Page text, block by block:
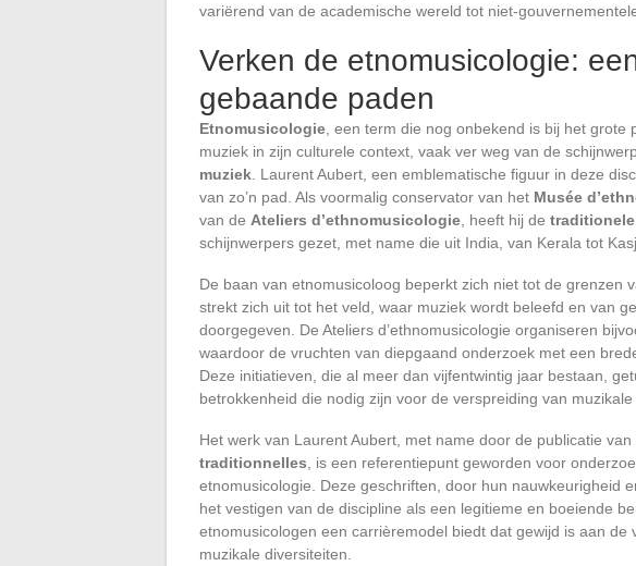
variërend van de academische wereld tot niet-
Verken de etnomusicologie:
gebaande paden
Etnomusicologie , een term die nog onbekend is bij het
muziek in zijn culturele context, vaak ver weg van de
muziek . Laurent Aubert, een emblematische figuur in deze
van zo’n pad. Als voormalig conservator van het Musée
van de Ateliers d’ethnomusicologie , heeft hij de
schijnwerpers gezet, met name die uit India, van Kerala tot
De baan van etnomusicoloog beperkt zich niet tot de grenzen
strekt zich uit tot het veld, waar muziek wordt beleefd en van
doorgegeven. De Ateliers d’ethnomusicologie organiseren
waardoor de vruchten van diepgaand onderzoek met een
Deze initiatieven, die al meer dan vijfentwintig jaar bestaan,
betrokkenheid die nodig zijn voor de verspreiding van muzikale
Het werk van Laurent Aubert, met name door de publicatie van
traditionnelles , is een referentiepunt geworden voor
etnomusicologie. Deze geschriften, door hun nauwkeurigheid
het vestigen van de discipline als een legitieme en boeiende
etnomusicologen een carrièremodel biedt dat gewijd is aan de
muzikale diversiteiten.